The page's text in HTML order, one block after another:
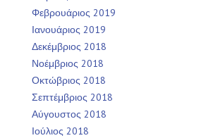
Φεβρουάριος 2019
Ιανουάριος 2019
Δεκέμβριος 2018
Νοέμβριος 2018
Οκτώβριος 2018
Σεπτέμβριος 2018
Αύγουστος 2018
Ιούλιος 2018